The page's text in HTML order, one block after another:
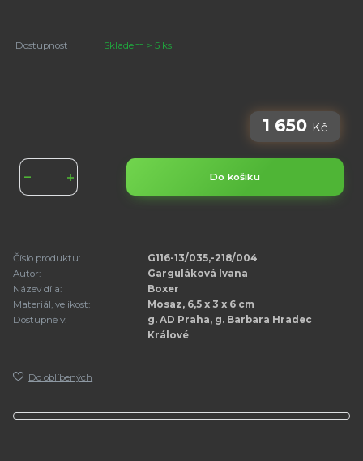
Dostupnost Skladem > 5 ks
1 650 Kč
Do košíku
Číslo produktu:
G116-13/035,-218/004
Autor:
Garguláková Ivana
Název díla:
Boxer
Materiál, velikost:
Mosaz, 6,5 x 3 x 6 cm
Dostupné v:
g. AD Praha, g. Barbara Hradec
Králové
Do oblíbených